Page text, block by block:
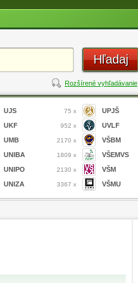
Hľadaj
Rozšírené vyhľadávanie
UJS 75 x
UKF 952 x
UMB 2170 x
UNIBA 1809 x
UNIPO 2130 x
UNIZA 3367 x
UPJŠ
UVLF
VŠBM
VŠEMVS
VŠM
VŠMU